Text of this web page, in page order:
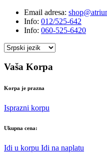
Email adresa:
Info: 012/525-642
Info: 060-525-6420
Vaša Korpa
Korpa je prazna
Isprazni korpu
Ukupna cena:
Idi u korpu Idi na naplatu